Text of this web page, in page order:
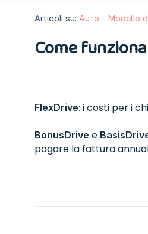
Articoli su: Auto - Modello
Come
FlexDrive: i costi per i
BonusDrive e
pagare la fattura